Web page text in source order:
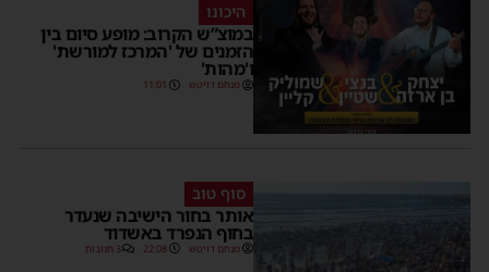
היכונו
במוצ”ש הקרוב: מופע סיום בין
הזמנים של 'המרכז למורשת'
ו'מהות'
מנחם דויטש 11:01
סוף טוב
אותר בחור הישיבה שנעדר
בחוף הנפרד באשדוד
מנחם דויטש 22:08 3 תגובות